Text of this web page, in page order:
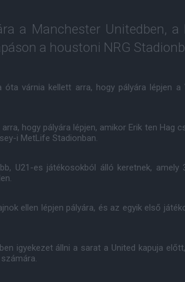
a Manchester Unitedben, a
a houstoni NRG
várnia kellett arra, hogy pályára lépjen a
hogy pályára lépjen, amikor Erik ten Hag
i MetLife Stadionban.
U21-es játékosokból álló keretnek, amely
ellen lépjen pályára, és az egyik első
igyekezet állni a sarat a United kapuja